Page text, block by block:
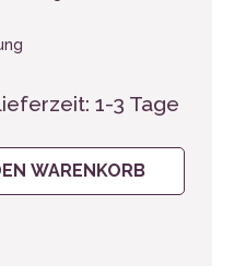
1-3 Tage
WARENKORB